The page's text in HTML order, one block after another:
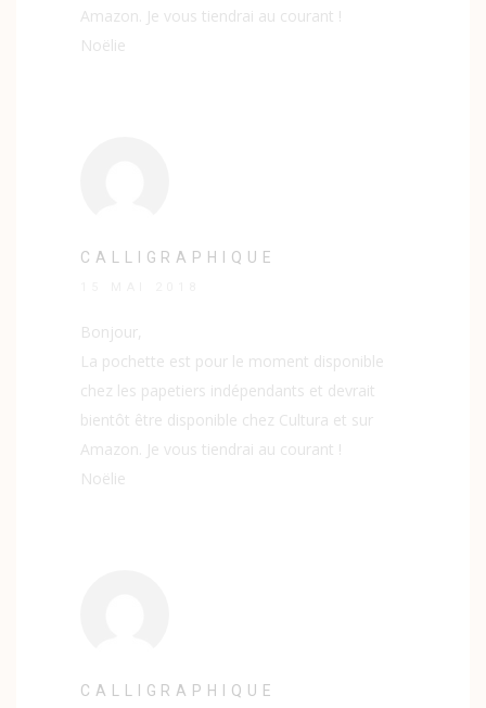
Amazon. Je vous tiendrai au courant !
Noëlie
CALLIGRAPHIQUE
Bonjour,
La pochette est pour le moment disponible
chez les papetiers indépendants et devrait
bientôt être disponible chez Cultura et sur
Amazon. Je vous tiendrai au courant !
Noëlie
CALLIGRAPHIQUE